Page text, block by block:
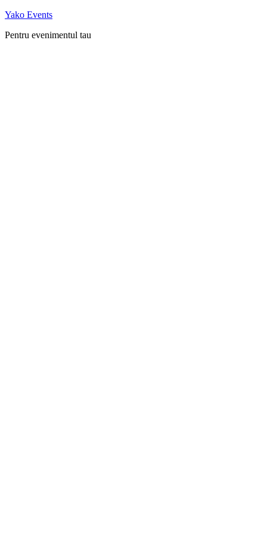
Skip
content
Yako Events
Pentru evenimentul tau